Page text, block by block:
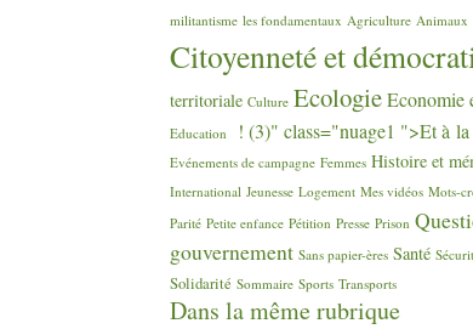
militantisme les fondamentaux Agriculture Animaux
Citoyenneté et
territoriale Culture EcologieEconomie
Education ! (3)" class="nuage1 ">Et à
Evénements de campagne Femmes Histoire et
International Jeunesse Logement Mes vidéos Mots-
Parité Petite enfance Pétition Presse Prison
gouvernement Sans papier-ères Santé
Solidarité Sommaire Sports Transports
Dans la même rubrique